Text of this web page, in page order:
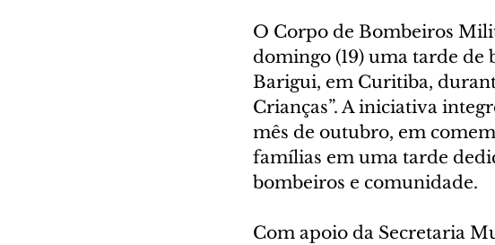
O Corpo de Bombeiros
domingo (19) uma tarde
Barigui, em Curitiba,
Crianças”. A iniciativa
mês de outubro, em
famílias em uma tarde
bombeiros e comunidade.
Com apoio da Secretaria